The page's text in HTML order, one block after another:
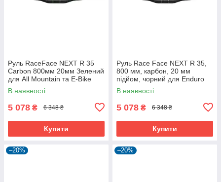
Руль RaceFace NEXT R 35
Carbon 800мм 20мм Зелений
для All Mountain та E-Bike
В наявності
5 078 ₴ 6 348 ₴
Купити
Руль Race Face NEXT R 35,
800 мм, карбон, 20 мм
підйом, чорний для Enduro
В наявності
5 078 ₴ 6 348 ₴
Купити
–20% –20%